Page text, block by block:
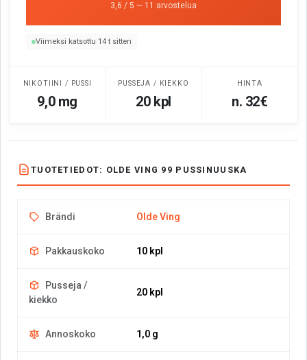
3,6 / 5 — 11 arvostelua
Viimeksi katsottu 14 t sitten
NIKOTIINI / PUSSI
9,0 mg
PUSSEJA / KIEKKO
20 kpl
HINTA
n. 32€
TUOTETIEDOT: OLDE VING 99 PUSSINUUSKA
Brändi Olde Ving
Pakkauskoko 10 kpl
Pusseja /
kiekko
20 kpl
Annoskoko 1,0 g